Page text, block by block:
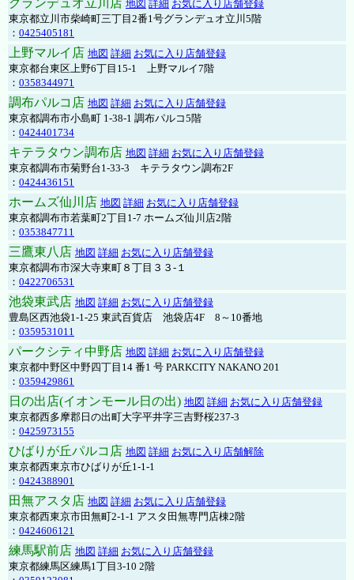
グランデュオ立川店 地図 詳細 お気に入り店舗登録
東京都立川市柴崎町三丁目2番1号グランデュオ立川5階
： 0425405181
上野マルイ店 地図 詳細 お気に入り店舗登録
東京都台東区上野6丁目15-1 上野マルイ7階
： 0358344971
調布パルコ店 地図 詳細 お気に入り店舗登録
東京都調布市小島町 1-38-1 調布パルコ5階
： 0424401734
キテラタウン調布店 地図 詳細 お気に入り店舗登録
東京都調布市菊野台1-33-3 キテラタウン調布2F
： 0424436151
ホームズ仙川店 地図 詳細 お気に入り店舗登録
東京都調布市若葉町2丁目1-7 ホームズ仙川店2階
： 0353847711
三鷹東八店 地図 詳細 お気に入り店舗登録
東京都調布市深大寺東町８丁目３３-１
： 0422706531
池袋東武店 地図 詳細 お気に入り店舗登録
豊島区西池袋1-1-25 東武百貨店 池袋店4F 8～10番地
： 0359531011
パークシティ中野店 地図 詳細 お気に入り店舗登録
東京都中野区中野四丁目14 番1 号 PARKCITY NAKANO 201
： 0359429861
日の出店(イオンモール日の出) 地図 詳細 お気に入り店舗登録
東京都西多摩郡日の出町大字平井字三吉野桜237-3
： 0425973155
ひばりが丘パルコ店 地図 詳細 お気に入り店舗解除
東京都西東京市ひばりが丘1-1-1
： 0424388901
田無アスタ店 地図 詳細 お気に入り店舗登録
東京都西東京市田無町2-1-1 アスタ田無専門店棟2階
： 0424606121
練馬駅前店 地図 詳細 お気に入り店舗登録
東京都練馬区練馬1丁目3-10 2階